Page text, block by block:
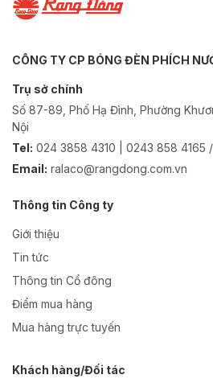
CÔNG TY CP BÓNG ĐÈN PHÍCH
Trụ sở chính
Số 87-89, Phố Hạ Đình, Phường
Nội
Tel: 024 3858 4310 | 0243 858 4165 /
Email: ralaco@rangdong.com.vn
Thông tin Công ty
Giới thiệu
Tin tức
Thông tin Cổ đông
Điểm mua hàng
Mua hàng trực tuyến
Khách hàng/Đối tác